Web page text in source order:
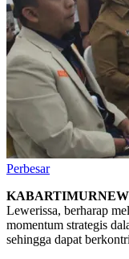
Perbesar
Lewerissa, berharap
momentum strategis
sehingga dapat